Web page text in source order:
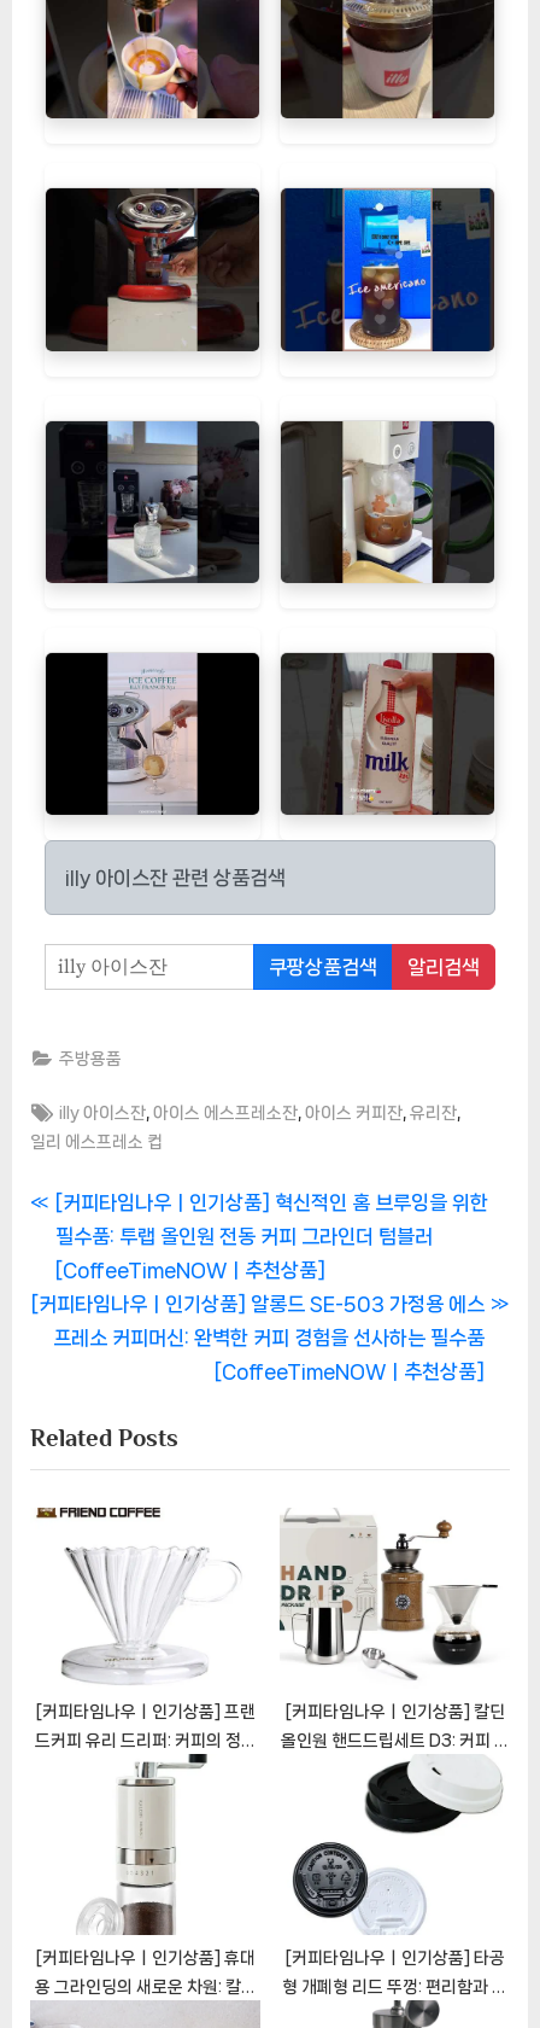
illy 아이스잔 관련 상품검색
쿠팡상품검색 알리검색
주방용품
Tags:
illy 아이스잔 ,아이스 에스프레소잔 ,아이스 커피잔 ,유리잔
일리 에스프레소 컵
글
탐
색
P
r
e
v
i
s
P
o
[커피타임나우ㅣ인기상품] 혁신적인 홈 브루잉을 위한
필수품: 투랩 올인원 전동 커피 그라인더 텀블러
[CoffeeTimeNOWㅣ추천상품]
N
P
o
s
[커피타임나우ㅣ인기상품] 알롱드 SE-503 가정용 에스
프레소 커피머신: 완벽한 커피 경험을 선사하는 필수품
[CoffeeTimeNOWㅣ추천상품]
Related Posts
[커피타임나우ㅣ인기상품] 프랜
드커피 유리 드리퍼: 커피의 정수
를 담다 [CoffeeTimeNOWㅣ
추천상품]
[커피타임나우ㅣ인기상품] 칼딘
올인원 핸드드립세트 D3: 커피 애
호가를 위한 포괄적인 추천
[CoffeeTimeNOWㅣ추천상
품]
[커피타임나우ㅣ인기상품] 휴대
용 그라인딩의 새로운 차원: 칼딘
[커피타임나우ㅣ인기상품] 타공
형 개폐형 리드 뚜껑: 편리함과 안
전성 겸비 [CoffeeTimeNOW